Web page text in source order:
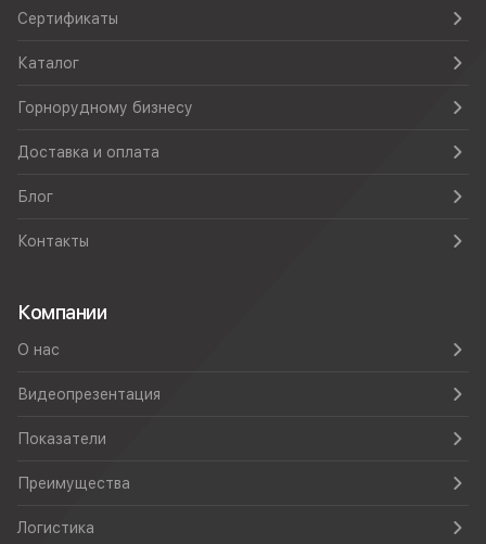
Сертификаты
Каталог
Горнорудному бизнесу
Доставка и оплата
Блог
Контакты
Компании
О нас
Видеопрезентация
Показатели
Преимущества
Логистика